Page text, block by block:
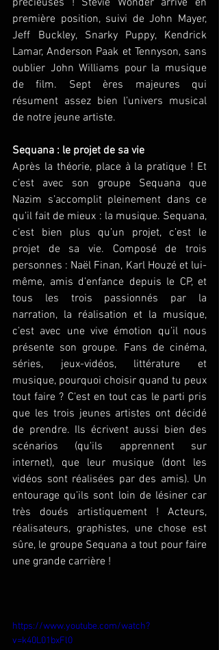
première position, suivi de John Mayer,
Jeff Buckley, Snarky Puppy, Kendrick
Lamar, Anderson Paak et Tennyson, sans
oublier John Williams pour la musique
de film. Sept ères majeures qui
résument assez bien l’univers musical
de notre jeune artiste.
Sequana : le projet de sa vie
Après la théorie, place à la pratique ! Et
c’est avec son groupe Sequana que
Nazim s’accomplit pleinement dans ce
qu’il fait de mieux : la musique. Sequana,
c’est bien plus qu’un projet, c’est le
projet de sa vie. Composé de trois
personnes : Naël Finan, Karl Houzé et lui-
même, amis d’enfance depuis le CP, et
tous les trois passionnés par la
narration, la réalisation et la musique,
c’est avec une vive émotion qu’il nous
présente son groupe. Fans de cinéma,
séries, jeux-vidéos, littérature et
musique, pourquoi choisir quand tu peux
tout faire ? C’est en tout cas le parti pris
que les trois jeunes artistes ont décidé
de prendre. Ils écrivent aussi bien des
scénarios (qu’ils apprennent sur
internet), que leur musique (dont les
vidéos sont réalisées par des amis). Un
entourage qu’ils sont loin de lésiner car
très doués artistiquement ! Acteurs,
réalisateurs, graphistes, une chose est
sûre, le groupe Sequana a tout pour faire
une grande carrière !
https://www.youtube.com/watch?
v=k40L01bxFl0